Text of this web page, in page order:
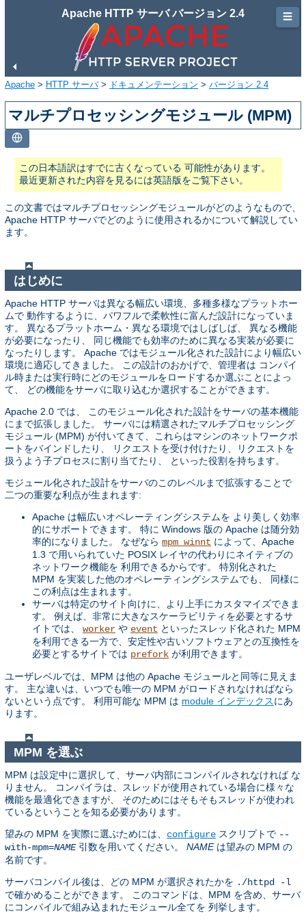
Apache HTTP サーバ バージョン 2.4
Apache > HTTP サーバ> ドキュメンテーション > バージョン 2.4
マルチプロセッシングモジュール (MPM)
この日本語訳はすでに古くなっている 可能性があります。
最近更新された内容を見るには英語版をご覧下さい。
この文書ではマルチプロセッシングモジュールがどのようなもので、
Apache HTTP サーバでどのように使用されるかについて解説してい
ます。
はじめに
Apache HTTP サーバは異なる幅広い環境、多種多様なプラットホー
ムで 動作するように、パワフルで柔軟性に富んだ設計になっていま
す。 異なるプラットホーム・異なる環境ではしばしば、 異なる機能
が必要になったり、 同じ機能でも効率のために異なる実装が必要に
なったりします。 Apache ではモジュール化された設計により幅広い
環境に適応してきました。 この設計のおかげで、管理者は コンパイ
ル時または実行時にどのモジュールをロードするか選ぶことによっ
て、 どの機能をサーバに取り込むか選択することができます。
Apache 2.0 では、 このモジュール化された設計をサーバの基本機能
にまで拡張しました。 サーバには精選されたマルチプロセッシング
モジュール (MPM) が付いてきて、これらはマシンのネットワークポ
ートをバインドしたり、 リクエストを受け付けたり、リクエストを
扱うよう子プロセスに割り当てたり、 といった役割を持ちます。
モジュール化された設計をサーバのこのレベルまで拡張することで
二つの重要な利点が生まれます:
Apache は幅広いオペレーティングシステムを より美しく効率
的にサポートできます。 特に Windows 版の Apache は随分効
率的になりました。 なぜなら mpm_winnt によって、Apache
1.3 で用いられていた POSIX レイヤの代わりにネイティブの
ネットワーク機能を 利用できるからです。 特別化された
MPM を実装した他のオペレーティングシステムでも、 同様に
この利点は生まれます。
サーバは特定のサイト向けに、より上手にカスタマイズできま
す。 例えば、非常に大きなスケーラビリティを必要とするサ
イトでは、 worker や event といったスレッド化された MPM
を利用できる一方で、安定性や古いソフトウェアとの互換性を
必要とするサイトでは prefork が利用できます。
ユーザレベルでは、MPM は他の Apache モジュールと同等に見えま
す。 主な違いは、いつでも唯一の MPM がロードされなければなら
ないという点です。 利用可能な MPM は module インデックスにあ
ります。
MPM を選ぶ
MPM は設定中に選択して、サーバ内部にコンパイルされなければ な
りません。 コンパイラは、スレッドが使用されている場合に様々な
機能を最適化できますが、 そのためにはそもそもスレッドが使われ
ているということを知る必要があります。
望みの MPM を実際に選ぶためには、 configure スクリプトで --
with-mpm=NAME引数を用いてください。 NAMEは望みの MPM の
名前です。
サーバコンパイル後は、どの MPM が選択されたかを ./httpd -l
で確かめることができます。 このコマンドは、MPM を含め、サーバ
にコンパイルで組み込まれたモジュール全てを 列挙します。
☰